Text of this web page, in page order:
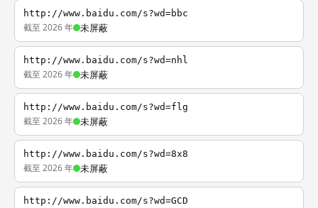
http://www.baidu.com/s?wd=bbc
截至 2026 年 未屏蔽
http://www.baidu.com/s?wd=nhl
截至 2026 年 未屏蔽
http://www.baidu.com/s?wd=flg
截至 2026 年 未屏蔽
http://www.baidu.com/s?wd=8x8
截至 2026 年 未屏蔽
http://www.baidu.com/s?wd=GCD